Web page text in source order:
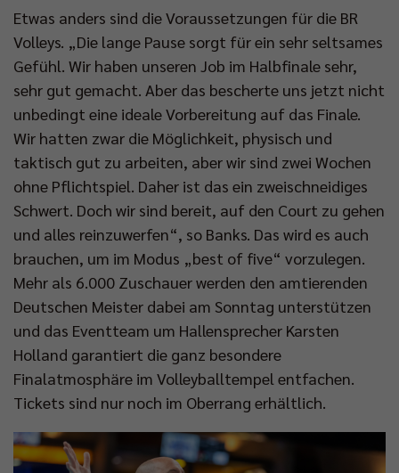
Etwas anders sind die Voraussetzungen für die BR
Volleys. „Die lange Pause sorgt für ein sehr seltsames
Gefühl. Wir haben unseren Job im Halbfinale sehr,
sehr gut gemacht. Aber das bescherte uns jetzt nicht
unbedingt eine ideale Vorbereitung auf das Finale.
Wir hatten zwar die Möglichkeit, physisch und
taktisch gut zu arbeiten, aber wir sind zwei Wochen
ohne Pflichtspiel. Daher ist das ein zweischneidiges
Schwert. Doch wir sind bereit, auf den Court zu gehen
und alles reinzuwerfen“, so Banks. Das wird es auch
brauchen, um im Modus „best of five“ vorzulegen.
Mehr als 6.000 Zuschauer werden den amtierenden
Deutschen Meister dabei am Sonntag unterstützen
und das Eventteam um Hallensprecher Karsten
Holland garantiert die ganz besondere
Finalatmosphäre im Volleyballtempel entfachen.
Tickets sind nur noch im Oberrang erhältlich.